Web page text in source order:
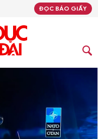
ĐỌC BÁO GIẤY